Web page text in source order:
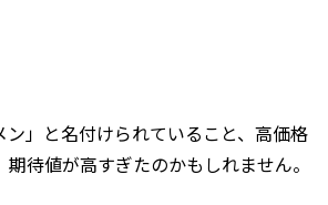
ン」と名付けられていること、高価格
待値が高すぎたのかもしれません。